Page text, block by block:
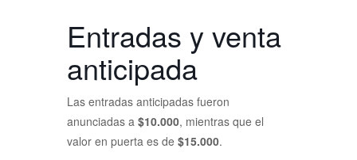
Entradas y venta
anticipada
Las entradas anticipadas fueron
anunciadas a $10.000, mientras que el
valor en puerta es de $15.000.